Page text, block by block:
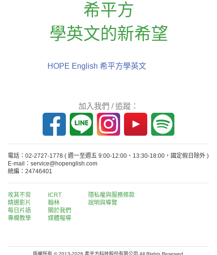
希平方
學英文的新希望
HOPE English 希平方學英文
加入我們 / 追蹤：
電話：02-2727-1778 ( 週一至週五 9:00-12:00、13:30-18:00，國定假日除外 )
E-mail：service@hopenglish.com
統編：24746401
攻其不背
精選影片
每日片語
專欄教學
ICRT
翰林
關於我們
媒體報導
隱私權與服務條款
說明與導覽
版權所有 © 2013-2026 希平方科技股份有限公司 All Rights Reserved.